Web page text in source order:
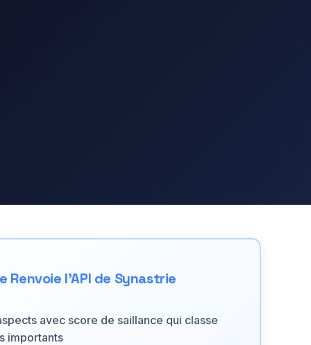
Renvoie l'API de Synastrie
avec score de saillance qui classe
importants